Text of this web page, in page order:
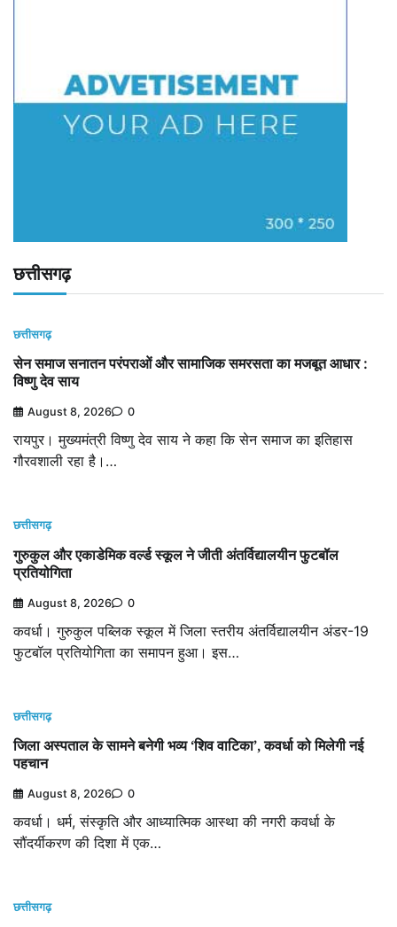
छत्तीसगढ़
छत्तीसगढ़
सेन समाज सनातन परंपराओं और सामाजिक समरसता का मजबूत आधार :
विष्णु देव साय
August 8, 2026 0
रायपुर। मुख्यमंत्री विष्णु देव साय ने कहा कि सेन समाज का इतिहास
गौरवशाली रहा है।…
छत्तीसगढ़
गुरुकुल और एकाडेमिक वर्ल्ड स्कूल ने जीती अंतर्विद्यालयीन फुटबॉल
प्रतियोगिता
August 8, 2026 0
कवर्धा। गुरुकुल पब्लिक स्कूल में जिला स्तरीय अंतर्विद्यालयीन अंडर-19
फुटबॉल प्रतियोगिता का समापन हुआ। इस…
छत्तीसगढ़
जिला अस्पताल के सामने बनेगी भव्य ‘शिव वाटिका’, कवर्धा को मिलेगी नई
पहचान
August 8, 2026 0
कवर्धा। धर्म, संस्कृति और आध्यात्मिक आस्था की नगरी कवर्धा के
सौंदर्यीकरण की दिशा में एक…
छत्तीसगढ़